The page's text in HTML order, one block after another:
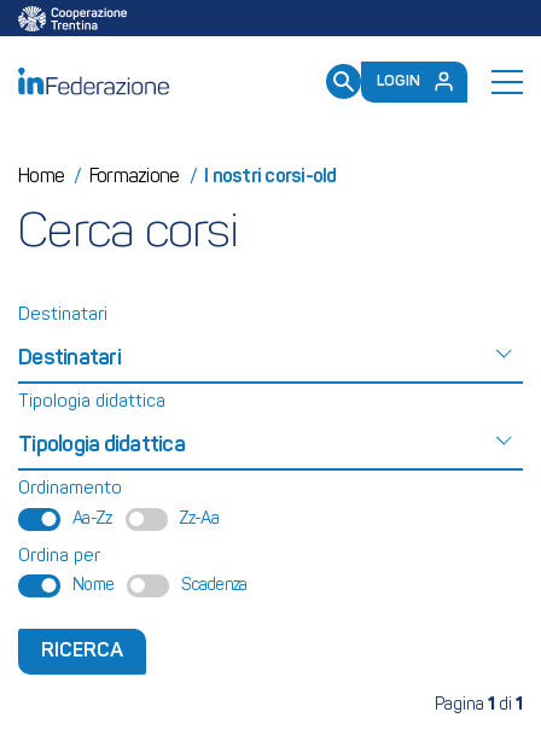
/mailup/GetToken
LOGIN
Home / Formazione / I nostri corsi-old
Cerca corsi
Destinatari
Destinatari
Tipologia didattica
Tipologia didattica
Ordinamento
Aa-Zz
Zz-Aa
Ordina per
Nome
Scadenza
RICERCA
Pagina 1 di 1